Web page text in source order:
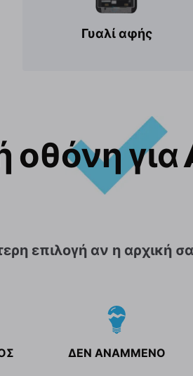
Γυαλί αφής
οθόνη για
επιλογή αν η αρχική
ΔΕΝ ΑΝΑΜΜΕΝΟ